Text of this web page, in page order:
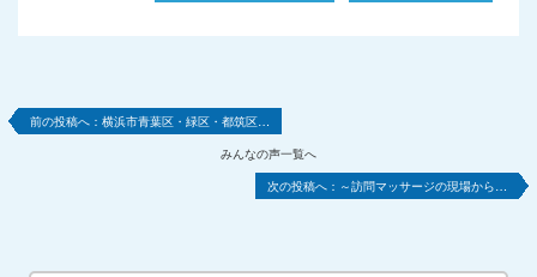
横浜市青葉区・緑区・都筑区…
みんなの声一覧へ
～訪問マッサージの現場から…